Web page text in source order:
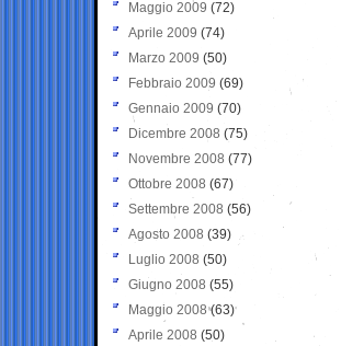
Maggio 2009 (72)
Aprile 2009 (74)
Marzo 2009 (50)
Febbraio 2009 (69)
Gennaio 2009 (70)
Dicembre 2008 (75)
Novembre 2008 (77)
Ottobre 2008 (67)
Settembre 2008 (56)
Agosto 2008 (39)
Luglio 2008 (50)
Giugno 2008 (55)
Maggio 2008(63)
Aprile 2008 (50)